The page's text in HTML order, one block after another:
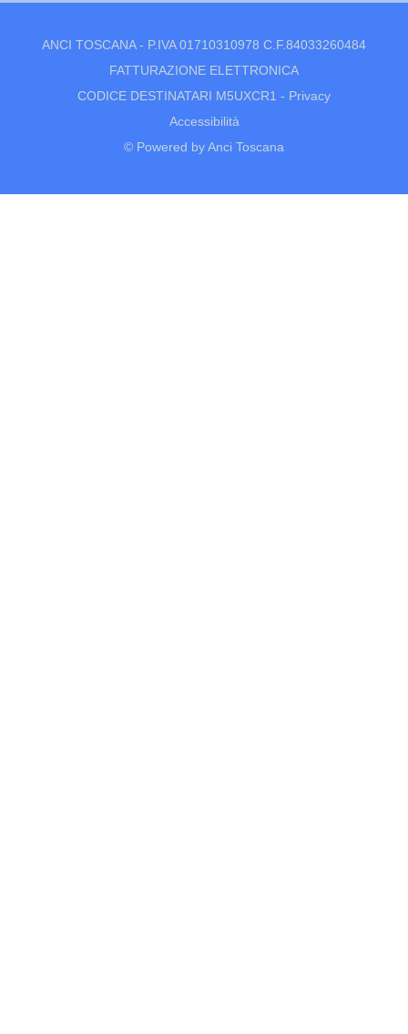
ANCI TOSCANA - P.IVA 01710310978 C.F.84033260484
FATTURAZIONE ELETTRONICA
CODICE DESTINATARI M5UXCR1 - Privacy
Accessibilità
© Powered by Anci Toscana